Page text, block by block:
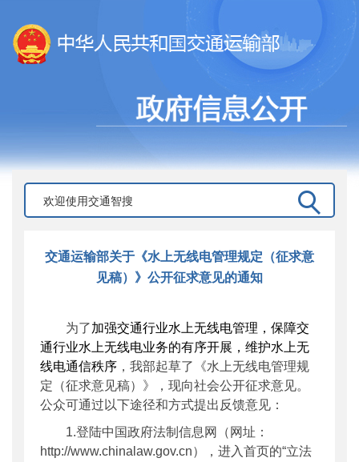
交通运输部关于《水上无线电管理规定（征求意
见稿）》公开征求意见的通知
为了加强交通行业水上无线电管理，保障交
通行业水上无线电业务的有序开展，维护水上无
线电通信秩序 ，我部起草了《水上无线电管理规
定（征求意见稿）》，现向社会公开征求意见。
公众可通过以下途径和方式提出反馈意见：
1.登陆中国政府法制信息网（网址：
http://www.chinalaw.gov.cn），进入首页的“立法